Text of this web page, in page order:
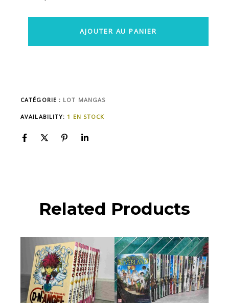
AJOUTER AU PANIER
CATÉGORIE : LOT MANGAS
AVAILABILITY: 1 EN STOCK
Related Products